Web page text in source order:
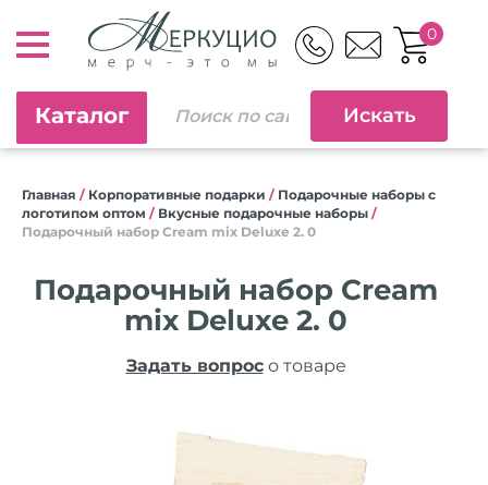
0
Каталог
Главная / Корпоративные подарки / Подарочные наборы с
логотипом оптом / Вкусные подарочные наборы /
Подарочный набор Cream mix Deluxe 2. 0
Подарочный набор Cream
mix Deluxe 2. 0
Задать вопросо товаре